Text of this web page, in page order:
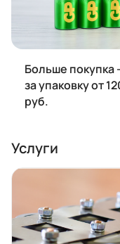
Больше покупка
за упаковку от
руб.
Услуги